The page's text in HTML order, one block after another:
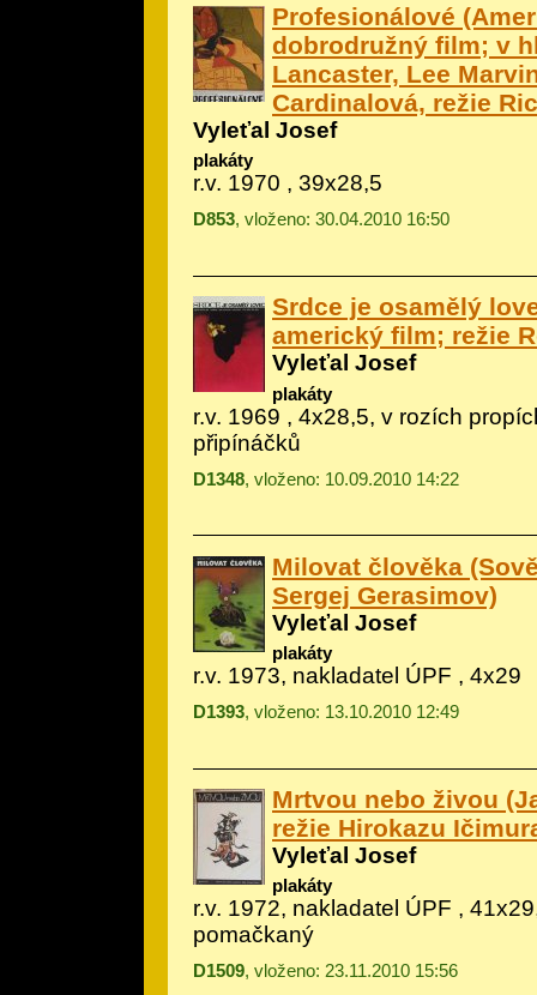
Profesionálové
dobrodružný film; v
Lancaster, Lee
Cardinalová, režie
Vyleťal Josef
plakáty
r.v. 1970 , 39x28,5
D853, vloženo: 30.04.2010 16:50
Srdce je osamělý
americký film; režie
Vyleťal Josef
plakáty
r.v. 1969 , 4x28,5, v rozích
připínáčků
D1348, vloženo: 10.09.2010 14:22
Milovat člověka
Sergej Gerasimov)
Vyleťal Josef
plakáty
r.v. 1973, nakladatel ÚPF , 4x29
D1393, vloženo: 13.10.2010 12:49
Mrtvou nebo živou
režie Hirokazu
Vyleťal Josef
plakáty
r.v. 1972, nakladatel ÚPF ,
pomačkaný
D1509, vloženo: 23.11.2010 15:56